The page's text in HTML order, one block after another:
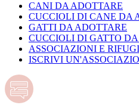
CANI DA ADOTTARE
CUCCIOLI DI CANE DA
GATTI DA ADOTTARE
CUCCIOLI DI GATTO
ASSOCIAZIONI E RIFUGI
ISCRIVI